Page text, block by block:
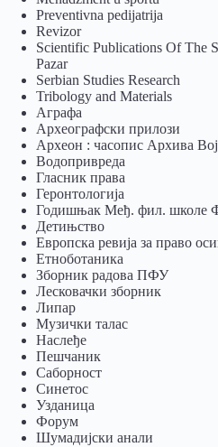
Preventivna pedijatrija
Revizor
Scientific Publications Of The
Pazar
Serbian Studies Research
Tribology and Materials
Аграфа
Археографски прилози
Археон : часопис Архива
Водопривреда
Гласник права
Геронтологија
Годишњак Међ. фил. школе
Детињство
Европска ревија за право
Eтноботаника
Зборник радова ПФУ
Лесковачки зборник
Липар
Музички талас
Наслеђе
Пешчаник
Саборност
Синетос
Узданица
Форум
Шумадијски анали